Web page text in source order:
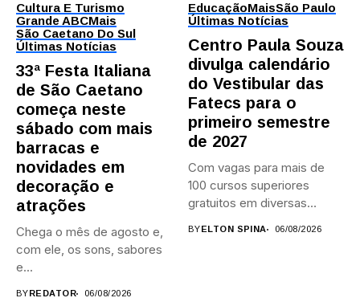
Cultura E Turismo
Grande ABCMais
São Caetano Do Sul
Últimas Notícias
33ª Festa Italiana
de São Caetano
começa neste
sábado com mais
barracas e
novidades em
decoração e
atrações
Chega o mês de agosto e,
com ele, os sons, sabores
e...
BY REDATOR 06/08/2026
EducaçãoMaisSão Paulo
Últimas Notícias
Centro Paula Souza
divulga calendário
do Vestibular das
Fatecs para o
primeiro semestre
de 2027
Com vagas para mais de
100 cursos superiores
gratuitos em diversas
BY ELTON SPINA 06/08/2026